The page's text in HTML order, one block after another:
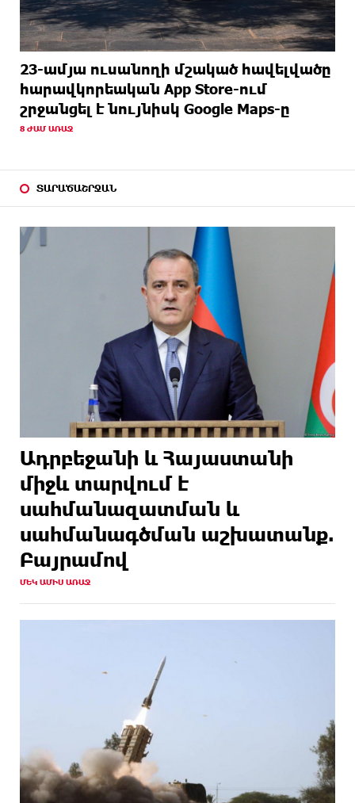
23-ամյա ուսանողի մշակած հավելվածը
հարավկորեական App Store-ում
շրջանցել է նույնիսկ Google Maps-ը
8 ԺԱՄ ԱՌԱՋ
ՏԱՐԱԾԱՇՐՋԱՆ
Ադրբեջանի և Հայաստանի
միջև տարվում է
սահմանազատման և
սահմանագծման աշխատանք.
Բայրամով
ՄԵԿ ԱՄԻՍ ԱՌԱՋ